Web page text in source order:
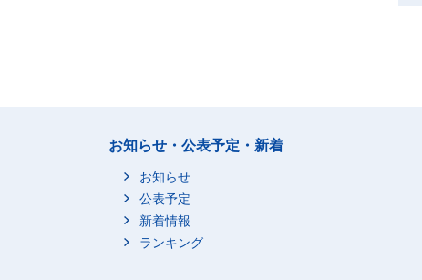
お知らせ・公表予定・新着
お知らせ
公表予定
新着情報
ランキング